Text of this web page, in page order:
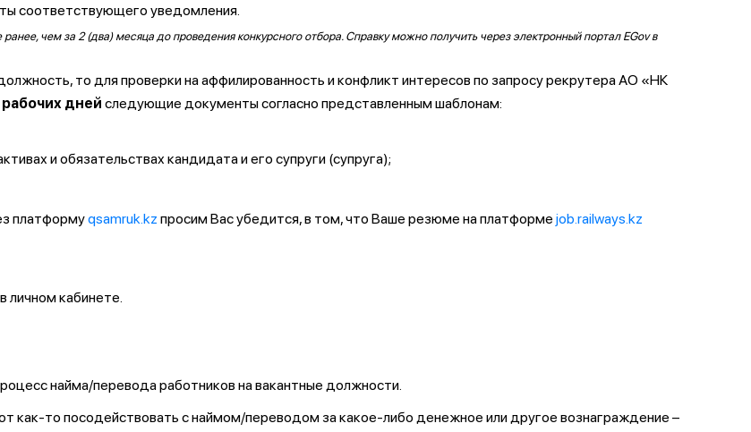
соответствующего уведомления.
чем за 2 (два) месяца до проведения конкурсного отбора. Справку можно получить через электронный портал EGov в
то для проверки на аффилированность и конфликт интересов по запросу рекрутера АО «НК
дней следующие документы согласно представленным шаблонам:
и обязательствах кандидата и его супруги (супруга);
платформуqsamruk.kz просим Вас убедится, в том, что Ваше резюме на платформе job.railways.kz
личном кабинете.
найма/перевода работников на вакантные должности.
как-то посодействовать с наймом/переводом за какое-либо денежное или другое вознаграждение –